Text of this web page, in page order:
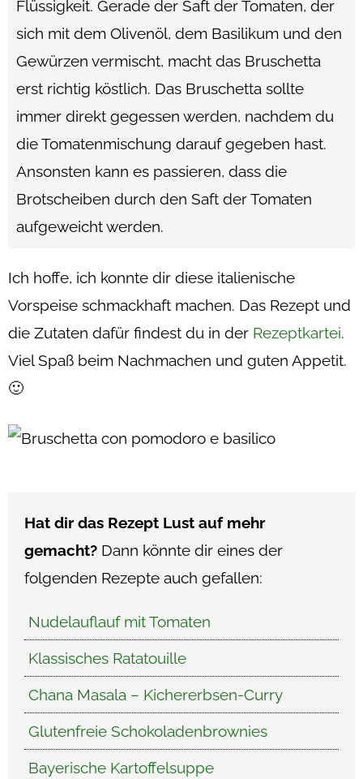
Flüssigkeit. Gerade der Saft der Tomaten, der
sich mit dem Olivenöl, dem Basilikum und den
Gewürzen vermischt, macht das Bruschetta
erst richtig köstlich. Das Bruschetta sollte
immer direkt gegessen werden, nachdem du
die Tomatenmischung darauf gegeben hast.
Ansonsten kann es passieren, dass die
Brotscheiben durch den Saft der Tomaten
aufgeweicht werden.
Ich hoffe, ich konnte dir diese italienische
Vorspeise schmackhaft machen. Das Rezept und
die Zutaten dafür findest du in der Rezeptkartei.
Viel Spaß beim Nachmachen und guten Appetit.
🙂
Hat dir das Rezept Lust auf mehr
gemacht? Dann könnte dir eines der
folgenden Rezepte auch gefallen:
Nudelauflauf mit Tomaten
Klassisches Ratatouille
Chana Masala – Kichererbsen-Curry
Glutenfreie Schokoladenbrownies
Bayerische Kartoffelsuppe